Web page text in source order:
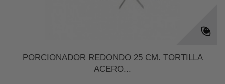
PORCIONADOR REDONDO 25 CM. TORTILLA
ACERO...